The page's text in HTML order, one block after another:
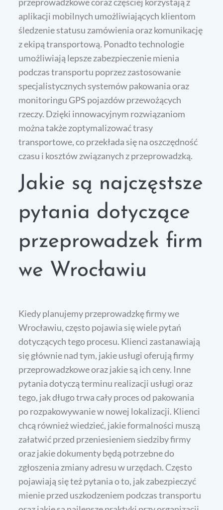
aplikacji mobilnych umożliwiających klientom
śledzenie statusu zamówienia oraz komunikację
z ekipą transportową. Ponadto technologie
umożliwiają lepsze zabezpieczenie mienia
podczas transportu poprzez zastosowanie
specjalistycznych systemów pakowania oraz
monitoringu GPS pojazdów przewożących
rzeczy. Dzięki innowacyjnym rozwiązaniom
można także zoptymalizować trasy
transportowe, co przekłada się na oszczędność
czasu i kosztów związanych z przeprowadzką.
Jakie są najczęstsze
pytania dotyczące
przeprowadzek firm
we Wrocławiu
Kiedy planujemy przeprowadzkę firmy we
Wrocławiu, często pojawia się wiele pytań
dotyczących tego procesu. Klienci zastanawiają
się głównie nad tym, jakie usługi oferują firmy
przeprowadzkowe oraz jakie są ich ceny. Inne
pytania dotyczą terminu realizacji usługi oraz
tego, jak długo trwa cały proces od pakowania
po rozpakowywanie w nowej lokalizacji. Klienci
chcą również wiedzieć, jakie formalności muszą
załatwić przed przeniesieniem siedziby firmy
oraz jakie dokumenty będą potrzebne do
zgłoszenia zmiany adresu w urzędach. Często
pojawiają się też pytania o to, jak zabezpieczyć
mienie przed uszkodzeniem podczas transportu